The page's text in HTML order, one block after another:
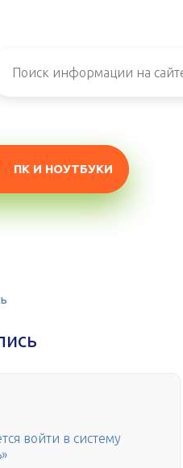
ПК И НОУТБУКИ
войти в систему